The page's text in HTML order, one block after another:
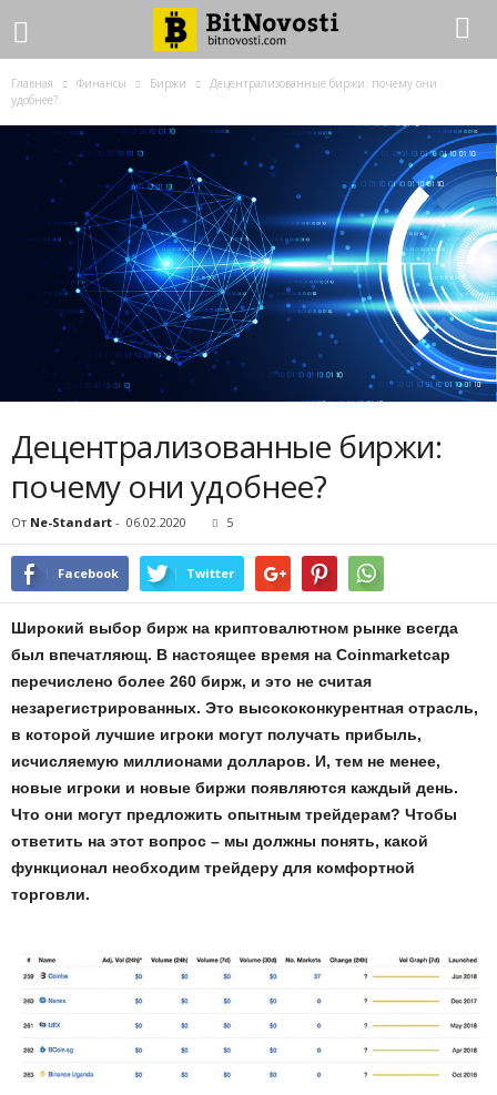
Главная Финансы Биржи
Децентрализованные биржи: почему они
удобнее?
Децентрализованные биржи:
почему они удобнее?
От Ne-Standart - 06.02.2020 5
Facebook Twitter
Широкий выбор бирж на криптовалютном рынке всегда
был впечатляющ. В настоящее время на Coinmarketcap
перечислено более 260 бирж, и это не считая
незарегистрированных. Это высококонкурентная отрасль,
в которой лучшие игроки могут получать прибыль,
исчисляемую миллионами долларов. И, тем не менее,
новые игроки и новые биржи появляются каждый день.
Что они могут предложить опытным трейдерам? Чтобы
ответить на этот вопрос – мы должны понять, какой
функционал необходим трейдеру для комфортной
торговли.